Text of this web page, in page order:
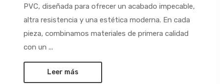
PVC, diseñada para ofrecer un acabado impecable,
altra resistencia y una estética moderna. En cada
pieza, combinamos materiales de primera calidad
con un ...
Leer más